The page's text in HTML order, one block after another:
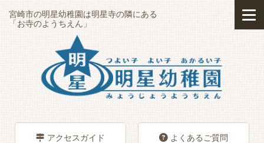
宮崎市の明星幼稚園は明星寺の隣にある
「お寺のようちえん」
アクセスガイド よくあるご質問